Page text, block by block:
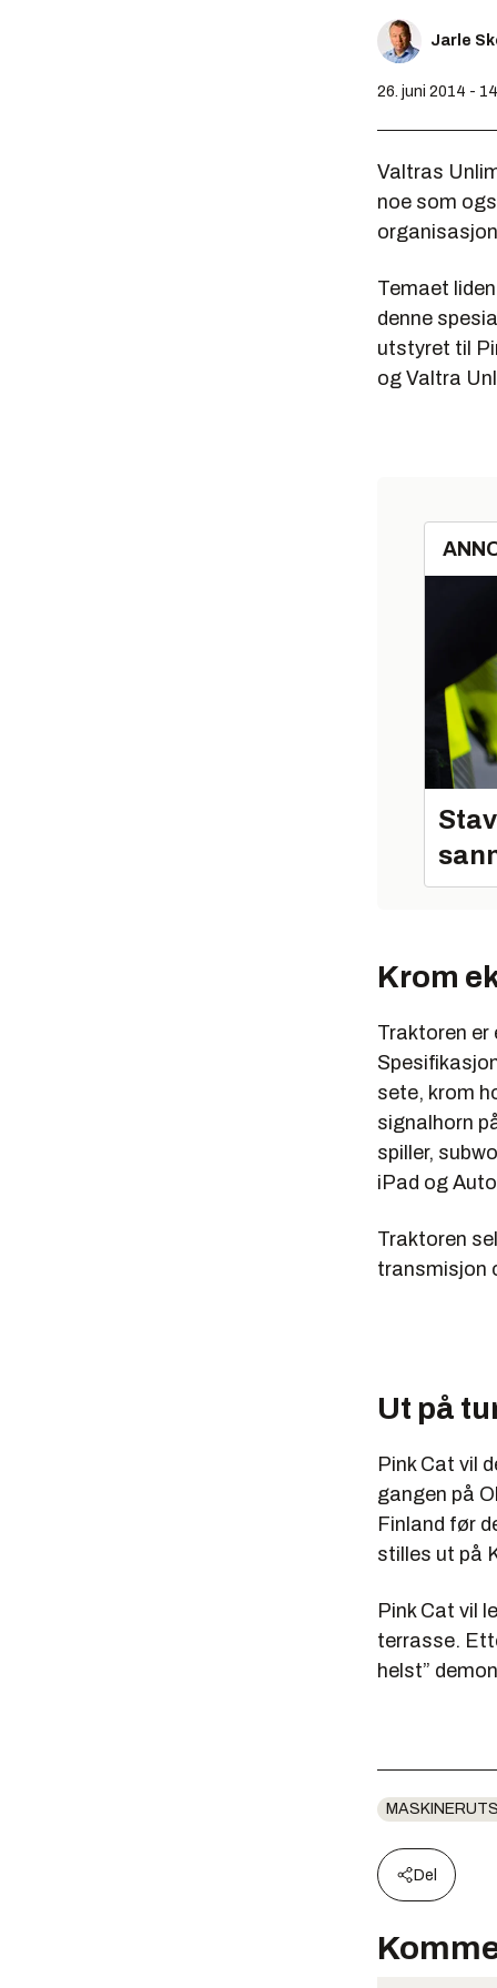
Jarle
26. juni 2014 -
Valtras
noe som
Temaet
denne
utstyret til
og Valtra
Krom
Traktoren er
sete, krom
signalhorn
spiller,
iPad og
Traktoren
transmisjon
Ut på
Pink Cat vil
gangen på
Finland før
stilles ut på
Pink Cat vil
terrasse.
helst”
Del